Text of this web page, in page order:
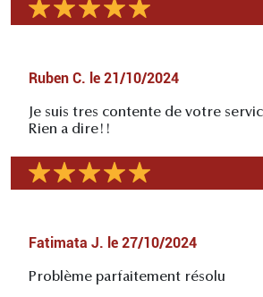
Ruben C. le 21/10/2024
Je suis tres contente de votre
Rien a dire!!
Fatimata J. le 27/10/2024
Problème parfaitement résolu